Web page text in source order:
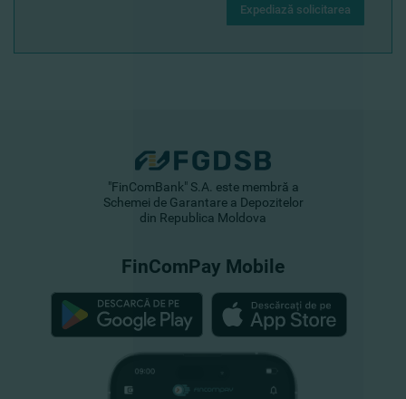
Expediază solicitarea
"FinComBank" S.A. este membră a
Schemei de Garantare a Depozitelor
din Republica Moldova
FinComPay Mobile